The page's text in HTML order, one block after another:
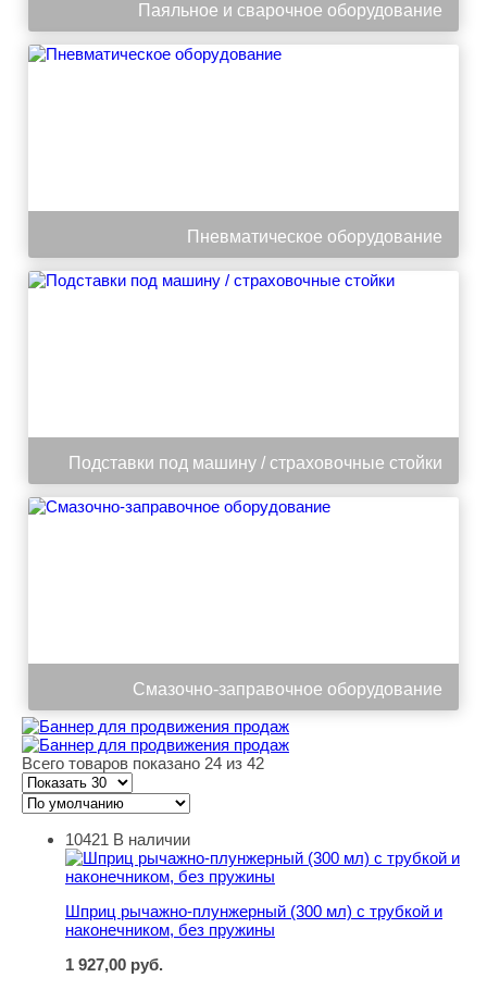
Паяльное и сварочное оборудование
Пневматическое оборудование
Подставки под машину / страховочные стойки
Смазочно-заправочное оборудование
Всего товаров показано 24 из 42
Шприц рычажно-плунжерный (300 мл) с трубкой и
10421 В наличии
Шприц рычажно-плунжерный (300 мл) с трубкой и
наконечником, без пружины
1 927,00 руб.